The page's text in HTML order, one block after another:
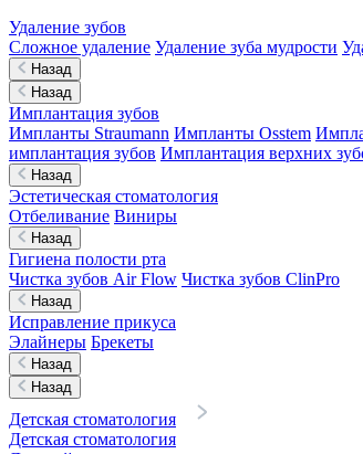
Удаление зубов
Сложное удаление Удаление зуба мудрости
Назад
Назад
Имплантация зубов
Импланты Straumann Импланты Osstem
имплантация зубов Имплантация верхних
Назад
Эстетическая стоматология
Отбеливание Виниры
Назад
Гигиена полости рта
Чистка зубов Air Flow Чистка зубов ClinPro
Назад
Исправление прикуса
Элайнеры Брекеты
Назад
Назад
Детская стоматология
Детская стоматология